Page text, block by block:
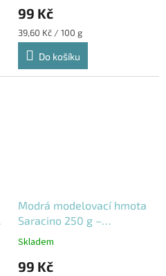
99 Kč
Měrná
cena:
39,60 Kč / 100 g
Do košíku
Modrá modelovací hmota
Saracino 250 g –
námořnická modrá
Skladem
99 Kč